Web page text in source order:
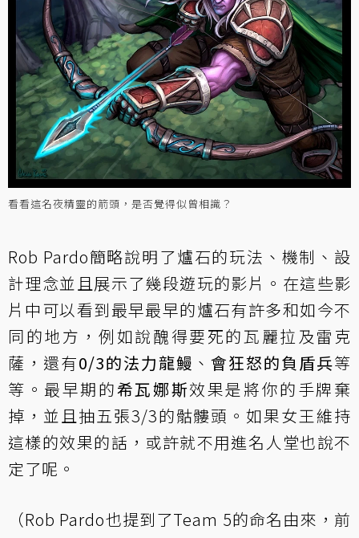
看看這名夜精靈的箭頭，是否覺得似曾相識？
Rob Pardo簡略說明了爐石的玩法、機制、設
計理念並且展示了幾段遊玩的影片。在這些影
片中可以看到最早最早的爐石有許多和如今不
同的地方，例如說醜得要死的瓦麗拉及雷克
薩，還有0/3的法力龍鰻 、會狂怒的負盾兵等
等。最早期的希瓦娜斯效果是將你的手牌棄
掉，並且抽五張3/3的骷髏頭。如果女王維持
這樣的效果的話，或許就不用進名人堂也說不
定了呢。
（Rob Pardo也提到了Team 5的命名由來，前